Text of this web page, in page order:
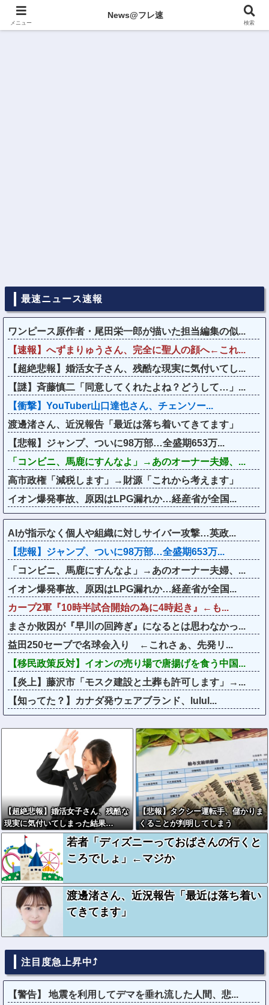
最速ニュース速報
ワンピース原作者・尾田栄一郎が描いた担当編集の似...
【速報】へずまりゅうさん、完全に聖人の顔へ←これ...
【超絶悲報】婚活女子さん、残酷な現実に気付いてし...
【謎】斉藤慎二「同意してくれたよね？どうして…」...
【衝撃】YouTuber山口達也さん、チェンソー...
渡邊渚さん、近況報告「最近は落ち着いてきてます」
【悲報】ジャンプ、ついに98万部…全盛期653万...
「コンビニ、馬鹿にすんなよ」→あのオーナー夫婦、...
高市政権「減税します」→財源「これから考えます」
イオン爆発事故、原因はLPG漏れか…経産省が全国...
AIが指示なく個人や組織に対しサイバー攻撃…英政...
【悲報】ジャンプ、ついに98万部…全盛期653万...
「コンビニ、馬鹿にすんなよ」→あのオーナー夫婦、...
イオン爆発事故、原因はLPG漏れか…経産省が全国...
カープ2軍『10時半試合開始の為に4時起き』←も...
まさか敗因が『早川の回跨ぎ』になるとは思わなかっ...
益田250セーブで名球会入り ←これさぁ、先発リ...
【移民政策反対】イオンの売り場で唐揚げを食う中国...
【炎上】藤沢市「モスク建設と土葬も許可します」→...
【知ってた？】カナダ発ウェアブランド、lulul...
【超絶悲報】婚活女子さん、残酷な
現実に気付いてしまった結果…
【悲報】タクシー運転手、儲かりま
くることが判明してしまう
若者「ディズニーっておばさんの行くと
ころでしょ」←マジか
渡邊渚さん、近況報告「最近は落ち着い
てきてます」
注目度急上昇中⤴
【警告】 地震を利用してデマを垂れ流した人間、悲...
メニュー
News@フレ速
検索